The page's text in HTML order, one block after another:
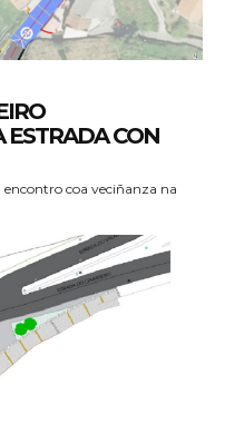
ESTRADA CON
coa veciñanza na